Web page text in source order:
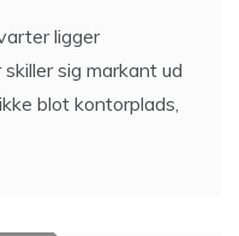
ligger
sig markant ud
blot kontorplads,